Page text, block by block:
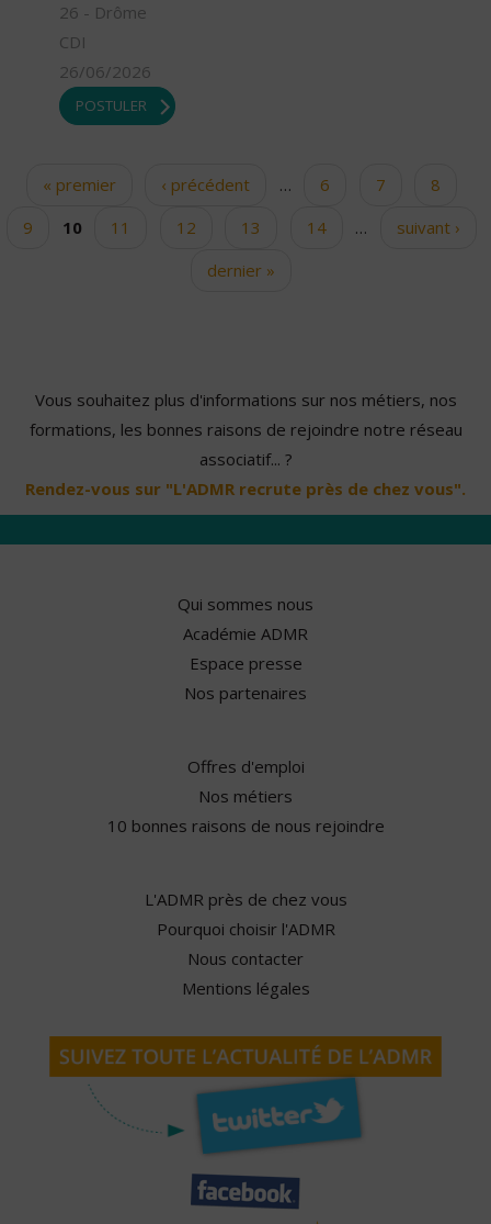
26 - Drôme
CDI
26/06/2026
POSTULER
Pages« premier ‹ précédent … 6 7
8
9
10 11 12 13 14 …
suivant ›
dernier »
Vous souhaitez plus d'informations sur nos métiers, nos
formations, les bonnes raisons de rejoindre notre réseau
associatif... ?
Rendez-vous sur "L'ADMR recrute près de chez vous".
Qui sommes nous
Académie ADMR
Espace presse
Nos partenaires
Offres d'emploi
Nos métiers
10 bonnes raisons de nous rejoindre
L'ADMR près de chez vous
Pourquoi choisir l'ADMR
Nous contacter
Mentions légales